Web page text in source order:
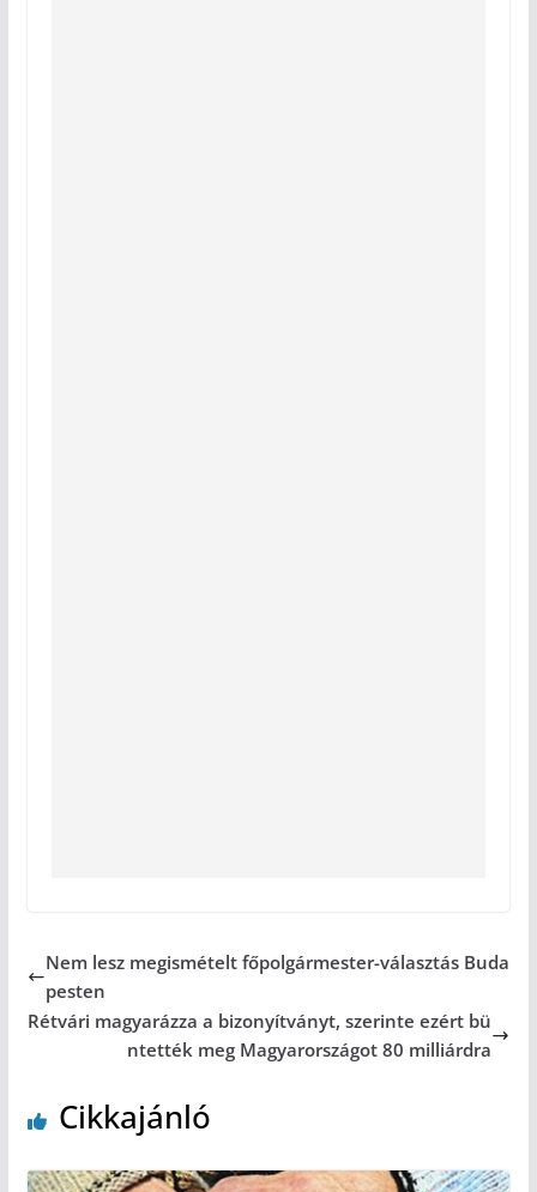
Nem lesz megismételt főpolgármester-választás Buda
pesten
Rétvári magyarázza a bizonyítványt, szerinte ezért bü
ntették meg Magyarországot 80 milliárdra
Cikkajánló